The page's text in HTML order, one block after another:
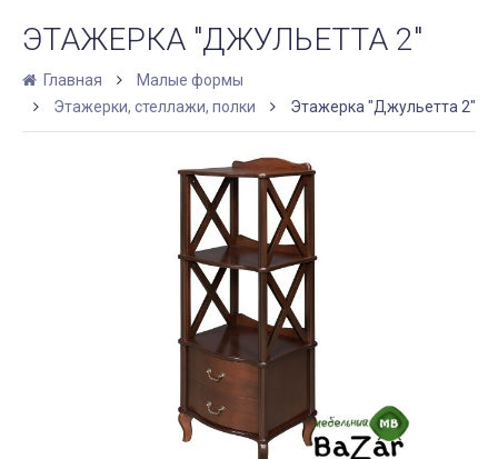
ЭТАЖЕРКА "ДЖУЛЬЕТТА 2"
Главная
Малые формы
Этажерки, стеллажи, полки
Этажерка "Джульетта 2"